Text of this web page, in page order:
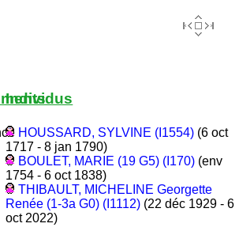
Individus
HOUSSARD, SYLVINE (I1554) (6 oct
1717 - 8 jan 1790)
BOULET, MARIE (19 G5) (I170) (env
1754 - 6 oct 1838)
THIBAULT, MICHELINE Georgette
Renée (1-3a G0) (I1112) (22 déc 1929 - 6
oct 2022)